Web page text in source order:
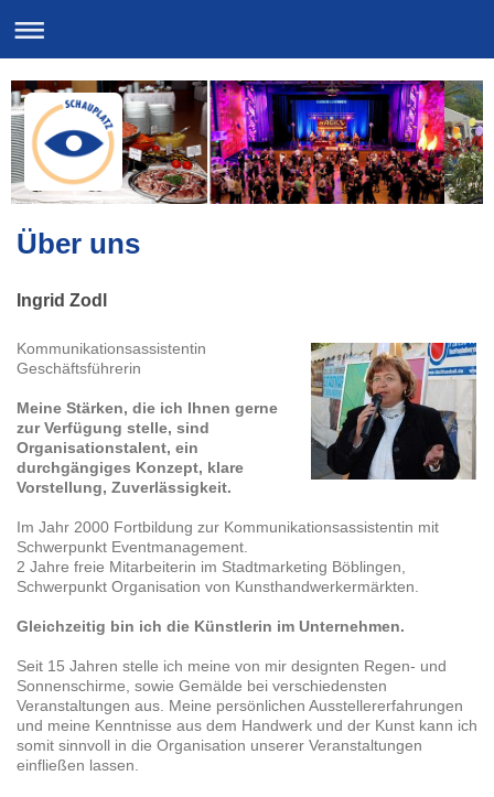
Über uns
Ingrid Zodl
Kommunikationsassistentin
Geschäftsführerin
Meine Stärken, die ich Ihnen gerne
zur Verfügung stelle, sind
Organisationstalent, ein
durchgängiges Konzept, klare
Vorstellung, Zuverlässigkeit.
Im Jahr 2000 Fortbildung zur Kommunikationsassistentin mit
Schwerpunkt Eventmanagement.
2 Jahre freie Mitarbeiterin im Stadtmarketing Böblingen,
Schwerpunkt Organisation von Kunsthandwerkermärkten.
Gleichzeitig bin ich die Künstlerin im Unternehmen.
Seit 15 Jahren stelle ich meine von mir designten Regen- und
Sonnenschirme, sowie Gemälde bei verschiedensten
Veranstaltungen aus. Meine persönlichen Ausstellererfahrungen
und meine Kenntnisse aus dem Handwerk und der Kunst kann ich
somit sinnvoll in die Organisation unserer Veranstaltungen
einfließen lassen.